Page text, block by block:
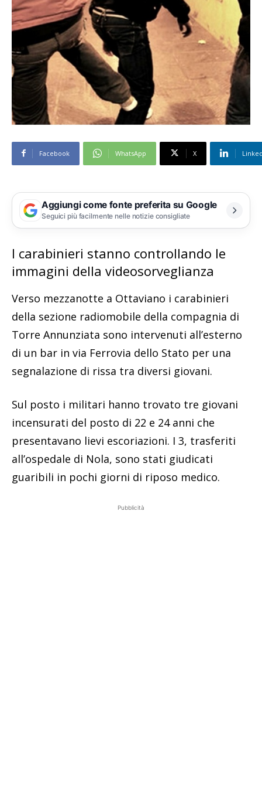
Facebook WhatsApp X
Aggiungi come fonte preferita su Google
Seguici più facilmente nelle notizie consigliate
I carabinieri stanno controllando le
immagini della videosorveglianza
Verso mezzanotte a Ottaviano i carabinieri
della sezione radiomobile della compagnia di
Torre Annunziata sono intervenuti all’esterno
di un bar in via Ferrovia dello Stato per una
segnalazione di rissa tra diversi giovani.
Sul posto i militari hanno trovato tre giovani
incensurati del posto di 22 e 24 anni che
presentavano lievi escoriazioni. I 3, trasferiti
all’ospedale di Nola, sono stati giudicati
guaribili in pochi giorni di riposo medico.
Pubblicità